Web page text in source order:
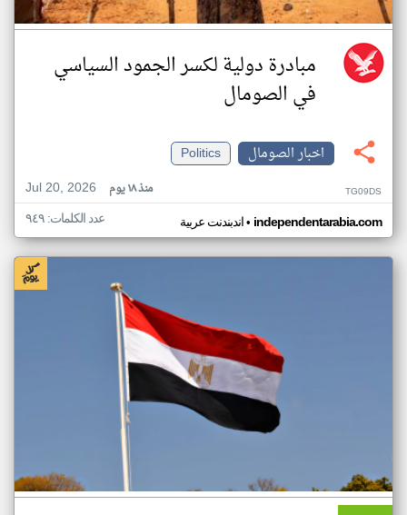
مبادرة دولية لكسر الجمود السياسي
في الصومال
اخبار الصومال
Politics
Jul 20, 2026
منذ ١٨ يوم TG09DS
اندبندنت عربية• independentarabia.com عدد الكلمات: ٩٤٩